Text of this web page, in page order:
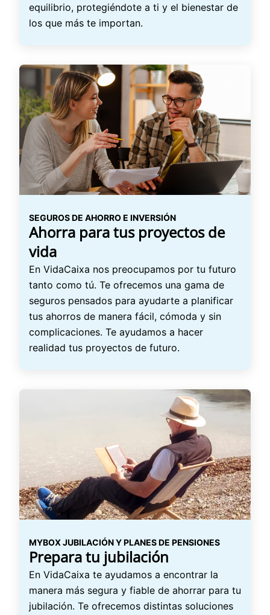
equilibrio, protegiéndote a ti y el bienestar de
los que más te importan.
SEGUROS DE AHORRO E INVERSIÓN
Ahorra para tus proyectos de
vida
En VidaCaixa nos preocupamos por tu futuro
tanto como tú. Te ofrecemos una gama de
seguros pensados para ayudarte a planificar
tus ahorros de manera fácil, cómoda y sin
complicaciones. Te ayudamos a hacer
realidad tus proyectos de futuro.
MYBOX JUBILACIÓN Y PLANES DE PENSIONES
Prepara tu jubilación
En VidaCaixa te ayudamos a encontrar la
manera más segura y fiable de ahorrar para tu
jubilación. Te ofrecemos distintas soluciones